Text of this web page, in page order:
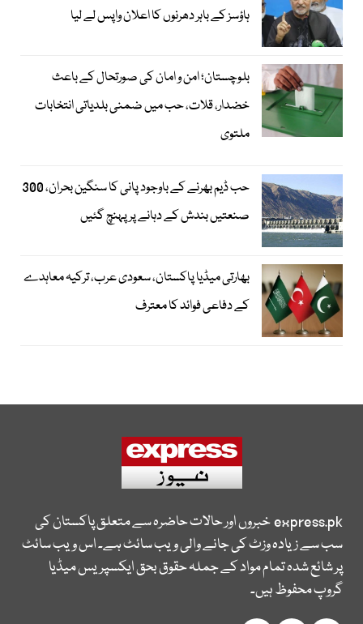
ہاؤسز کے باہر دھرنوں کا اعلان واپس لے لیا
بلوچستان؛ امن و امان کی صورتحال کے باعث
خضدار، قلات، حب میں ضمنی بلدیاتی انتخابات
ملتوی
حب ڈیم بھرنے کے باوجود پانی کا سنگین بحران، 300
صنعتیں بندش کے دہانے پر پہنچ گئیں
بھارتی میڈیا پاکستان، سعودی عرب، ترکیہ معاہدے
کے دفاعی فوائد کا معترف
express.pkخبروں اور حالات حاضرہ سے متعلق پاکستان کی
سب سے زیادہ وزٹ کی جانے والی ویب سائٹ ہے۔ اس ویب سائٹ
پر شائع شدہ تمام مواد کے جملہ حقوق بحق ایکسپریس میڈیا
گروپ محفوظ ہیں۔